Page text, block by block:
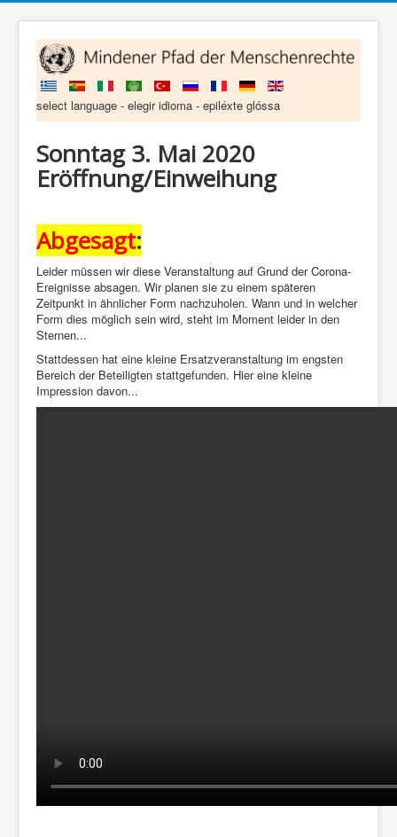
select language - elegir idioma - epiléxte glóssa
Sonntag 3. Mai 2020
Eröffnung/Einweihung
Abgesagt:
Leider müssen wir diese Veranstaltung auf Grund der Corona-
Ereignisse absagen. Wir planen sie zu einem späteren
Zeitpunkt in ähnlicher Form nachzuholen. Wann und in welcher
Form dies möglich sein wird, steht im Moment leider in den
Sternen...
Stattdessen hat eine kleine Ersatzveranstaltung im engsten
Bereich der Beteiligten stattgefunden. Hier eine kleine
Impression davon...